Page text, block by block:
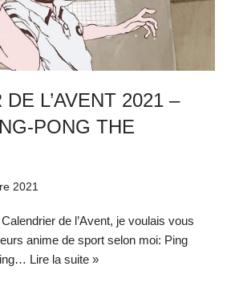
L’AVENT 2021 –
PONG THE
2021
de l’Avent, je voulais vous
anime de sport selon moi: Ping
Lire la suite »